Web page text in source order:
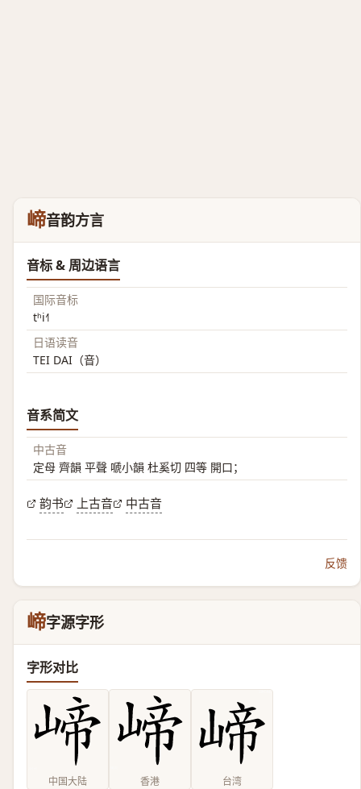
崹音韵方言
音标 & 周边语言
国际音标
tʰi˧˥
日语读音
TEI DAI（音）
音系简文
中古音
定母 齊韻 平聲 嗁小韻 杜奚切 四等 開口；
韵书 上古音 中古音
反馈
崹字源字形
字形对比
中国大陆 香港 台湾